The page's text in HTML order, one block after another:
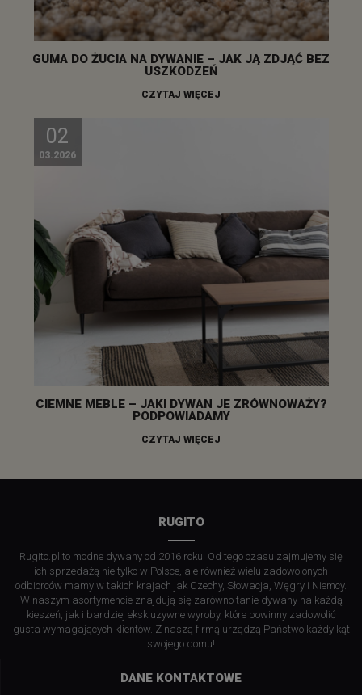
GUMA DO ŻUCIA NA DYWANIE – JAK JĄ ZDJĄĆ BEZ
USZKODZEŃ
CZYTAJ WIĘCEJ
02
03.2026
CIEMNE MEBLE – JAKI DYWAN JE ZRÓWNOWAŻY?
PODPOWIADAMY
CZYTAJ WIĘCEJ
RUGITO
Rugito.pl to modne dywany od 2016 roku. Od tego czasu zajmujemy się
ich sprzedażą nie tylko w Polsce, ale również wielu zadowolonych
odbiorców mamy w takich krajach jak Czechy, Słowacja, Węgry i Niemcy.
W naszym asortymencie znajdują się zarówno tanie dywany na każdą
kieszeń, jak i bardziej ekskluzywne wyroby, które powinny zadowolić
gusta wymagających klientów. Z naszą firmą urządzą Państwo każdy kąt
swojego domu!
DANE KONTAKTOWE